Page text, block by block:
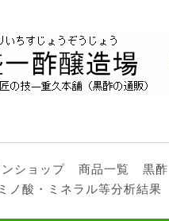
ショップ 商品一覧 黒
ノ酸・ミネラル等分析結果